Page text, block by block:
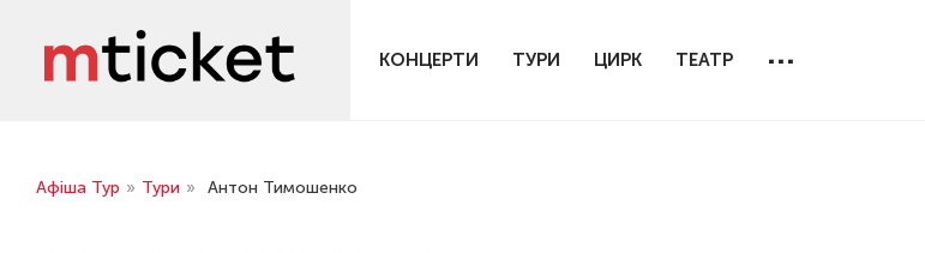
КОНЦЕРТИ ТУРИ ЦИРК ТЕАТР ...
Афіша Тур » Тури » Антон Тимошенко